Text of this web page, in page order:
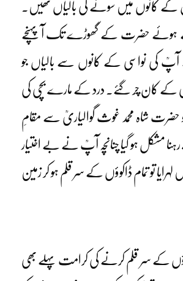
کے کانوں میں سونے کی بالیاں تھیں۔
ہوئے حضرت کے گھوڑے تک آ پہنچے
آپؒ کی نواسی کے کانوں سے بالیاں جو
کے کان چِر گئے۔ درد کے مارے بچی کی
حضرت شاہ محمد غوث گوالیاریؒ سے مقامِ
مشکل ہو گیا چنانچہ آپؒ نے بے اختیار
لہرایا تو تمام ڈاکوؤں کے سر قلم ہو کر زمین
کے سر قلم کرنے کی کرامت پہلے بھی